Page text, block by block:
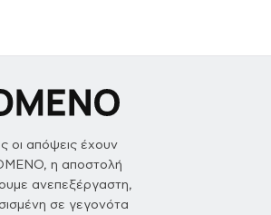
οι απόψεις έχουν
η αποστολή
ανεπεξέργαστη,
σε γεγονότα